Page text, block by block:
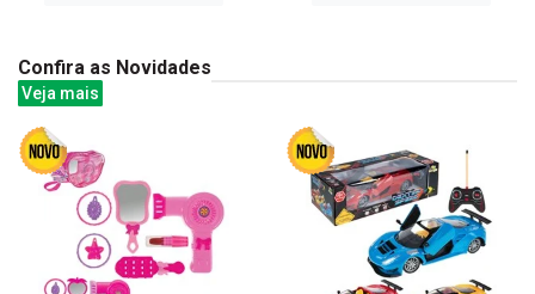
Confira as Novidades
Veja mais